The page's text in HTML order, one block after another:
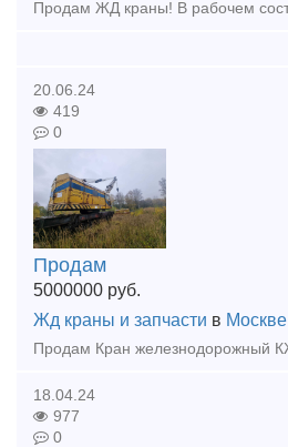
20.06.24
419
0
Продам
5000000 руб.
Жд краны и запчасти в Москве
18.04.24
977
0